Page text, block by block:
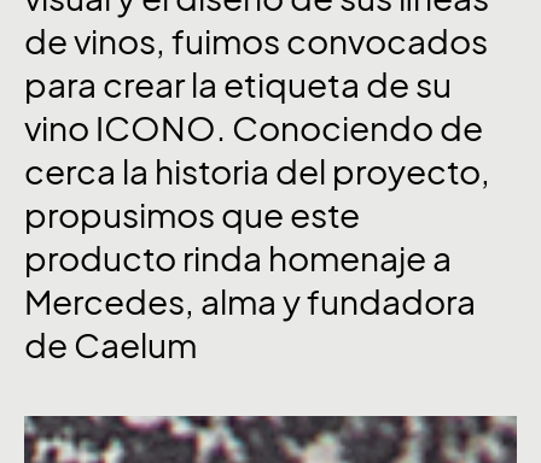
devinos, fuimos convocados
para crearla etiqueta de su
vino ICONO. Conociendo de
cerca la historia del proyecto,
propusimos que este
producto rinda homenaje a
Mercedes, alma yfundadora
de Caelum